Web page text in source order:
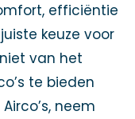
efficiëntie
keuze voor
van het
te bieden
neem